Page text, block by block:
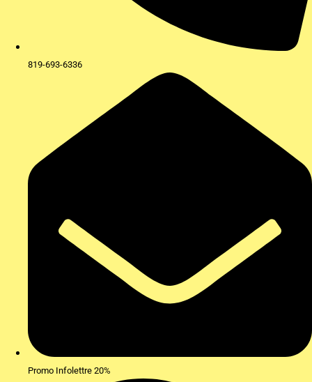
819-693-6336
Promo Infolettre 20%